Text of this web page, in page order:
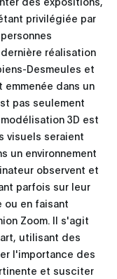
privilégiée par
réalisation
Desmeules et
dans un
pas seulement
3D est
visuels seraient
un environnement
observent et
parfois sur leur
ou en faisant
Zoom. Il s'agit
utilisant des
l'importance des
et susciter